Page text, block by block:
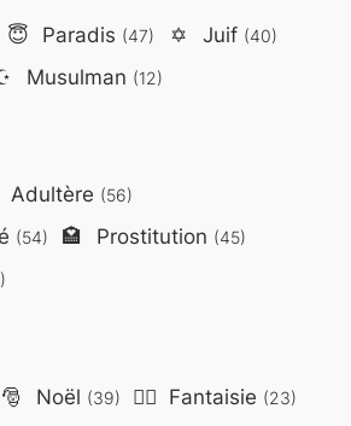
😇 Paradis (47) ✡️ Juif (40)
Musulman (12)
Adultère (56)
(54) 🏩 Prostitution (45)
🎅 Noël (39) 🧙‍♂️ Fantaisie (23)